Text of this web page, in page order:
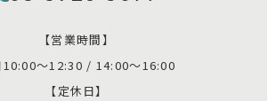
【営業時間】
10:00～12:30 / 14:00～16:00
【定休日】